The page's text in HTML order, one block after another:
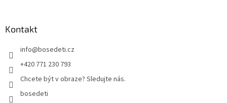
Kontakt
info@bosedeti.cz
+420 771 230 793
Chcete být v obraze? Sledujte nás.
bosedeti